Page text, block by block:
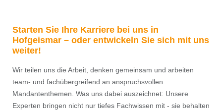
Starten Sie Ihre Karriere bei uns in
Hofgeismar – oder entwickeln Sie sich mit uns
weiter!
Wir teilen uns die Arbeit, denken gemeinsam und arbeiten
team- und fachübergreifend an anspruchsvollen
Mandantenthemen. Was uns dabei auszeichnet: Unsere
Experten bringen nicht nur tiefes Fachwissen mit - sie behalten